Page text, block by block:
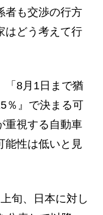
者も交渉の行方
はどう考えて行
8月1日まで猶
％』で決まる可
重視する自動車
能性は低いと見
旬、日本に対し